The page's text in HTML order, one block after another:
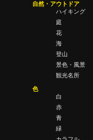
自然・アウトドア
ハイキング
庭
花
海
登山
景色・風景
観光名所
色
白
赤
青
緑